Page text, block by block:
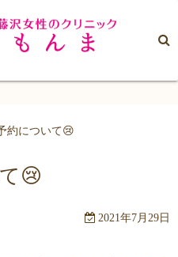
約について😢
😢
2021年7月29日